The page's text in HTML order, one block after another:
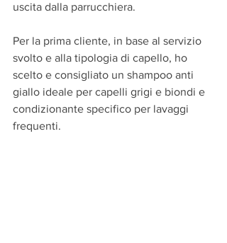
uscita dalla parrucchiera.
Per la prima cliente, in base al servizio
svolto e alla tipologia di capello, ho
scelto e consigliato un shampoo anti
giallo ideale per capelli grigi e biondi e
condizionante specifico per lavaggi
frequenti.